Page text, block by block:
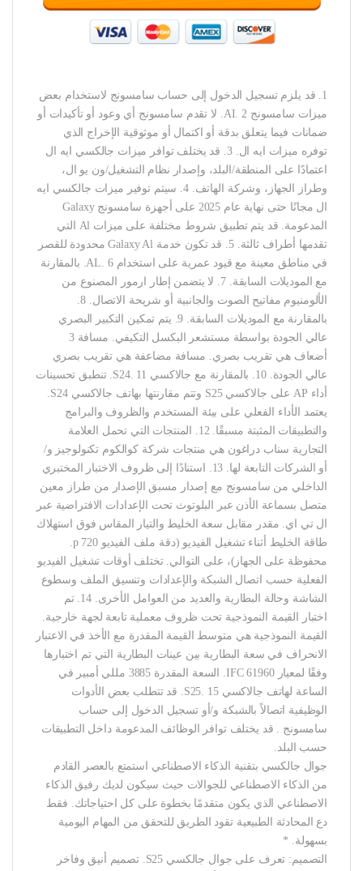
1. قد يلزم تسجيل الدخول إلى حساب سامسونج لاستخدام بعض
ميزات سامسونج AI. 2. لا تقدم سامسونج أي وعود أو تأكيدات أو
ضمانات فيما يتعلق بدقة أو اكتمال أو موثوقية الإخراج الذي
توفره ميزات ايه ال. 3. قد يختلف توافر ميزات جالكسي ايه ال
اعتمادًا على المنطقة/البلد، وإصدار نظام التشغيل/ون يو ال،
وطراز الجهاز، وشركة الهاتف. 4. سيتم توفير ميزات جالكسي ايه
ال مجانًا حتى نهاية عام 2025 على أجهزة سامسونج Galaxy
المدعومة. قد يتم تطبيق شروط مختلفة على ميزات Al التي
تقدمها أطراف ثالثة. 5. قد تكون خدمة Galaxy Al محدودة للقصر
في مناطق معينة مع قيود عمرية على استخدام AL. 6. بالمقارنة
مع الموديلات السابقة. 7. لا يتضمن إطار ارمور المصنوع من
الألومنيوم مفاتيح الصوت والجانبية أو شريحة الاتصال. 8.
بالمقارنة مع الموديلات السابقة. 9. يتم تمكين التكبير البصري
عالي الجودة بواسطة مستشعر البكسل التكيفي. مسافة 3
أضعاف هي تقريب بصري. مسافة مضاعفة هي تقريب بصري
عالي الجودة. 10. بالمقارنة مع جالاكسي S24. 11. تنطبق تحسينات
أداء AP على جالاكسي S25 وتتم مقارنتها بهاتف جالاكسي S24.
يعتمد الأداء الفعلي على بيئة المستخدم والظروف والبرامج
والتطبيقات المثبتة مسبقًا. 12. المنتجات التي تحمل العلامة
التجارية سناب دراغون هي منتجات شركة كوالكوم تكنولوجيز و/
أو الشركات التابعة لها. 13. استنادًا إلى ظروف الاختبار المختبري
الداخلي من سامسونج مع إصدار مسبق الإصدار من طراز معين
متصل بسماعة الأذن عبر البلوتوث تحت الإعدادات الافتراضية عبر
ال تي اي. مقدر مقابل سعة الخليط والتيار المقاس فوق استهلاك
طاقة الخليط أثناء تشغيل الفيديو (دقة ملف الفيديو 720 p.
محفوظة على الجهاز)، على التوالي. تختلف أوقات تشغيل الفيديو
الفعلية حسب اتصال الشبكة والإعدادات وتنسيق الملف وسطوع
الشاشة وحالة البطارية والعديد من العوامل الأخرى. 14. تم
اختبار القيمة النموذجية تحت ظروف معملية تابعة لجهة خارجية.
القيمة النموذجية هي متوسط القيمة المقدرة مع الأخذ في الاعتبار
الانحراف في سعة البطارية بين عينات البطارية التي تم اختبارها
وفقًا لمعيار IFC 61960. السعة المقدرة 3885 مللي أمبير في
الساعة لهاتف جالاكسي S25. 15. قد تتطلب بعض الأدوات
الوظيفية اتصالاً بالشبكة و/أو تسجيل الدخول إلى حساب
سامسونج . قد يختلف توافر الوظائف المدعومة داخل التطبيقات
حسب البلد.
جوال جالكسي بتقنية الذكاء الاصطناعي استمتع بالعصر القادم
من الذكاء الاصطناعي للجوالات حيث سيكون لديك رفيق الذكاء
الاصطناعي الذي يكون متقدمًا بخطوة على كل احتياجاتك. فقط
دع المحادثة الطبيعية تقود الطريق للتحقق من المهام اليومية
بسهولة. *
التصميم: تعرف على جوال جالكسي S25. تصميم أنيق وفاخر